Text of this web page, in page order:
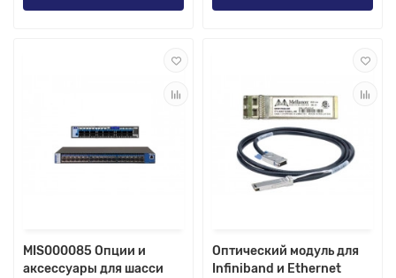
MIS000085 Опции и
аксессуары для шасси
Оптический модуль для
Infiniband и Ethernet